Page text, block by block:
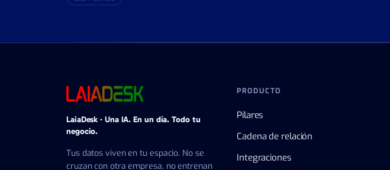
LaiaDesk · Una IA. En un día. Todo tu
negocio.
Tus datos viven en tu espacio. No se
cruzan con otra empresa, no entrenan
PRODUCTO
Pilares
Cadena de relación
Integraciones